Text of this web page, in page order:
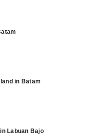
in Batam
Labuan Bajo